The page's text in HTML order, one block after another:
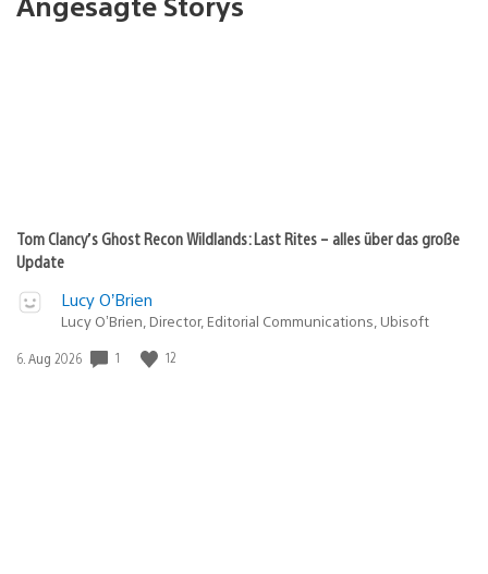
Tom Clancy’s Ghost Recon Wildlands: Last Rites – alles über das große
Update
Lucy O’Brien
Lucy O’Brien, Director, Editorial Communications, Ubisoft
Veröffentlichungsdatum:
6. Aug 2026 1 12